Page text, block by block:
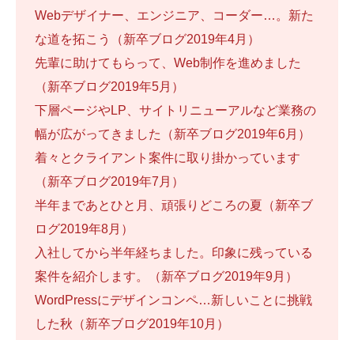
Webデザイナー、エンジニア、コーダー…。新た
な道を拓こう（新卒ブログ2019年4月）
先輩に助けてもらって、Web制作を進めました
（新卒ブログ2019年5月）
下層ページやLP、サイトリニューアルなど業務の
幅が広がってきました（新卒ブログ2019年6月）
着々とクライアント案件に取り掛かっています
（新卒ブログ2019年7月）
半年まであとひと月、頑張りどころの夏（新卒ブ
ログ2019年8月）
入社してから半年経ちました。印象に残っている
案件を紹介します。（新卒ブログ2019年9月）
WordPressにデザインコンペ…新しいことに挑戦
した秋（新卒ブログ2019年10月）